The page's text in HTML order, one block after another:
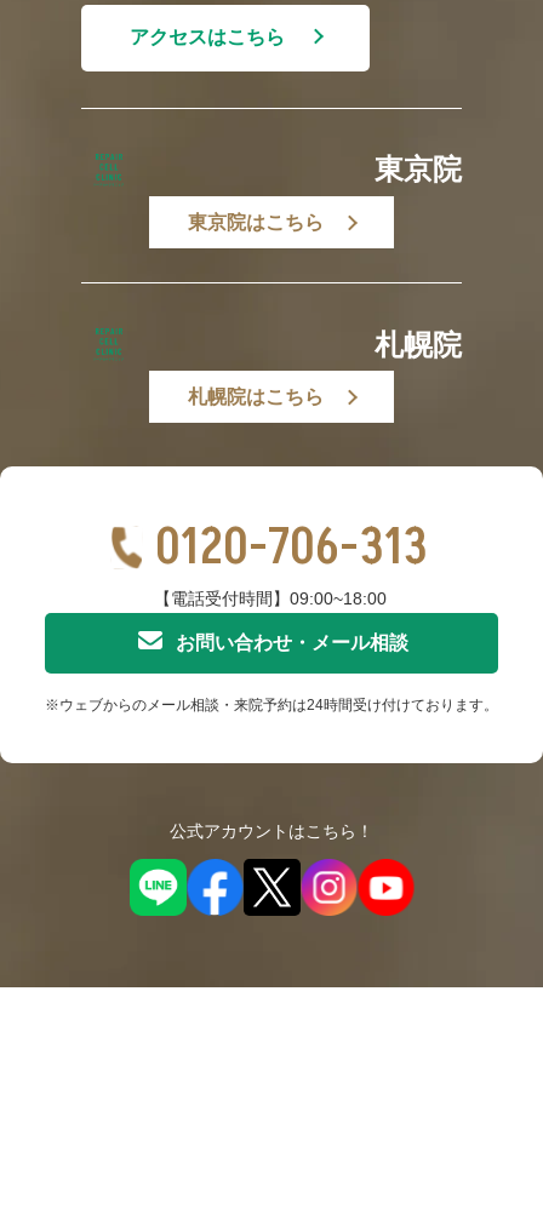
アクセスはこちら
東京院
東京院はこちら
札幌院
札幌院はこちら
0120-706-313
【電話受付時間】09:00~18:00
お問い合わせ・メール相談
※ウェブからのメール相談・来院予約は24時間受け付けております。
公式アカウントはこちら！